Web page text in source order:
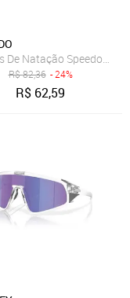
Azul
De Natação Speedo
R$82,36 - 24%
R$ 62,59